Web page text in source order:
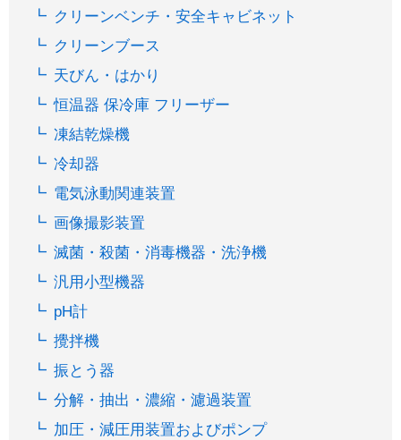
クリーンベンチ・安全キャビネット
クリーンブース
天びん・はかり
恒温器 保冷庫 フリーザー
凍結乾燥機
冷却器
電気泳動関連装置
画像撮影装置
滅菌・殺菌・消毒機器・洗浄機
汎用小型機器
pH計
攪拌機
振とう器
分解・抽出・濃縮・濾過装置
加圧・減圧用装置およびポンプ